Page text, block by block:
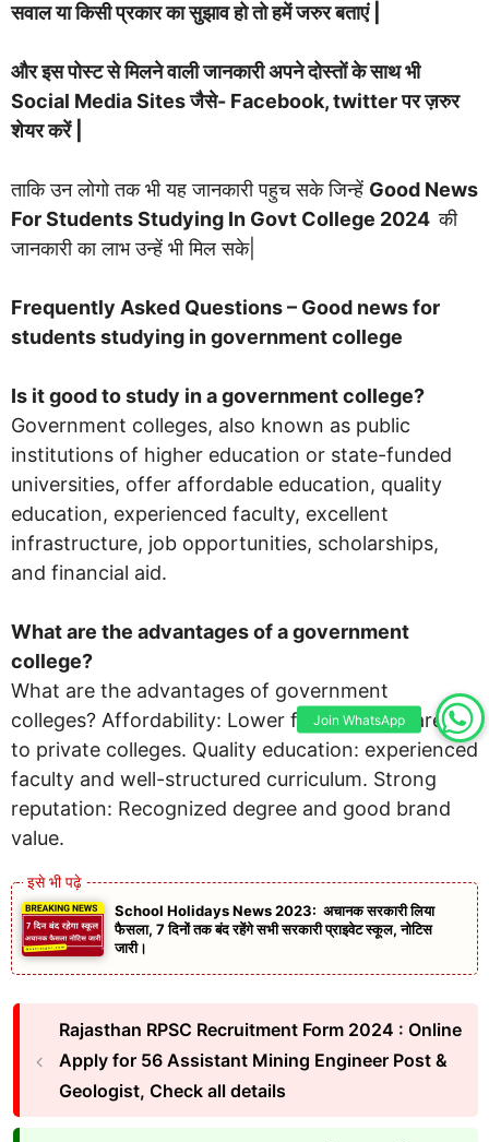
सवाल या किसी प्रकार का सुझाव हो तो हमें जरुर बताएं |
और इस पोस्ट से मिलने वाली जानकारी अपने दोस्तों के साथ भी
Social Media Sites जैसे- Facebook, twitter पर ज़रुर
शेयर करें |
ताकि उन लोगो तक भी यह जानकारी पहुच सके जिन्हें Good News
For Students Studying In Govt College 2024की
जानकारी का लाभ उन्हें भी मिल सके|
Frequently Asked Questions – Good news for
students studying in government college
Is it good to study in a government college?
Government colleges, also known as public
institutions of higher education or state-funded
universities, offer affordable education, quality
education, experienced faculty, excellent
infrastructure, job opportunities, scholarships,
and financial aid.
What are the advantages of a government
college?
What are the advantages of government
colleges? Affordability: Lower fees as compared
to private colleges. Quality education: experienced
faculty and well-structured curriculum. Strong
reputation: Recognized degree and good brand
value.
School Holidays News 2023: अचानक सरकारी लिया
फैसला, 7 दिनों तक बंद रहेंगे सभी सरकारी प्राइवेट स्कूल, नोटिस
जारी।
Rajasthan RPSC Recruitment Form 2024 : Online
Apply for 56 Assistant Mining Engineer Post &
Geologist, Check all details
Join WhatsApp